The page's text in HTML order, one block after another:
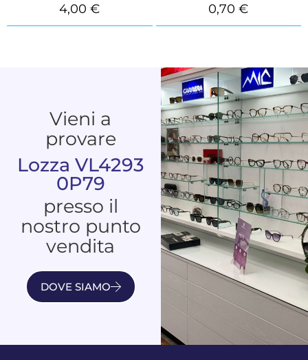
4,00€ 0,70€
Vieni a
provare
Lozza VL4293
0P79
presso il
nostro punto
vendita
DOVE SIAMO